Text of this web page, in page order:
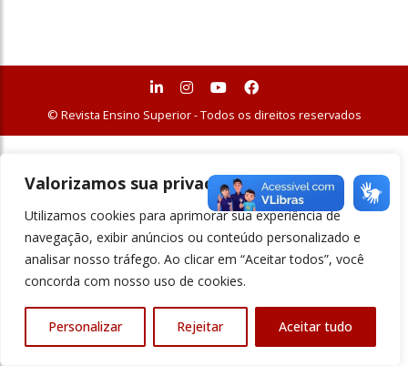
Valorizamos sua privacidade
Utilizamos cookies para aprimorar sua experiência de
navegação, exibir anúncios ou conteúdo personalizado e
analisar nosso tráfego. Ao clicar em “Aceitar todos”, você
concorda com nosso uso de cookies.
Personalizar Rejeitar Aceitar tudo
© Revista Ensino Superior - Todos os direitos reservados